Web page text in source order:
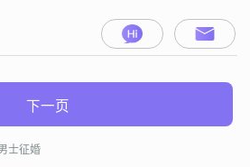
下一页
士征婚